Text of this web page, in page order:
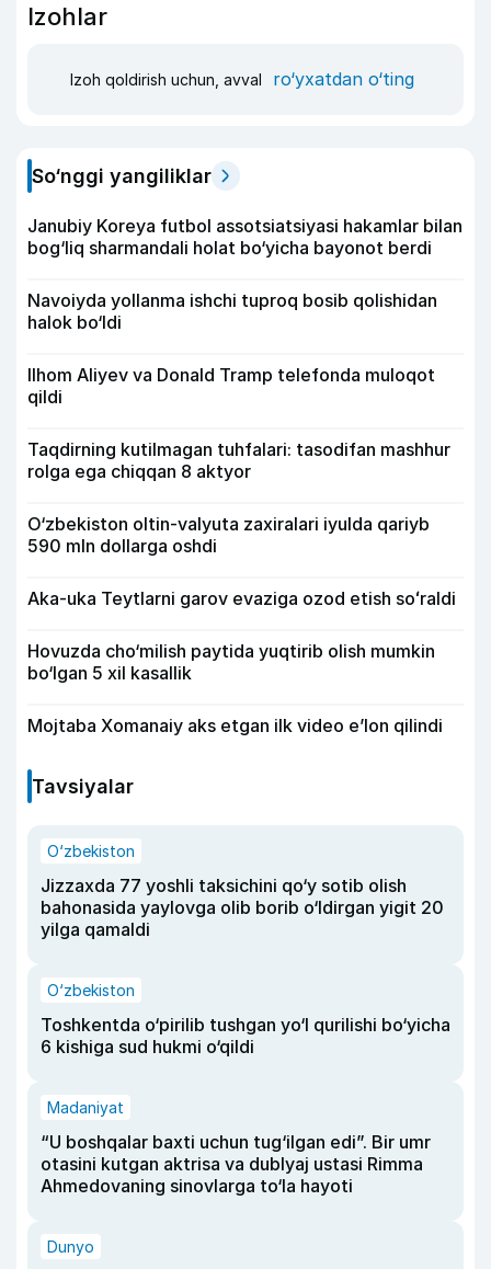
Izohlar
Izoh qoldirish uchun, avval ro‘yxatdan o‘ting
So‘nggi yangiliklar
Janubiy Koreya futbol assotsiatsiyasi hakamlar bilan
bog‘liq sharmandali holat bo‘yicha bayonot berdi
Navoiyda yollanma ishchi tuproq bosib qolishidan
halok bo‘ldi
Ilhom Aliyev va Donald Tramp telefonda muloqot
qildi
Taqdirning kutilmagan tuhfalari: tasodifan mashhur
rolga ega chiqqan 8 aktyor
O‘zbekiston oltin-valyuta zaxiralari iyulda qariyb
590 mln dollarga oshdi
Aka-uka Teytlarni garov evaziga ozod etish soʻraldi
Hovuzda cho‘milish paytida yuqtirib olish mumkin
bo‘lgan 5 xil kasallik
Mojtaba Xomanaiy aks etgan ilk video e’lon qilindi
Tavsiyalar
O‘zbekiston
Jizzaxda 77 yoshli taksichini qo‘y sotib olish
bahonasida yaylovga olib borib o‘ldirgan yigit 20
yilga qamaldi
O‘zbekiston
Toshkentda o‘pirilib tushgan yo‘l qurilishi bo‘yicha
6 kishiga sud hukmi o‘qildi
Madaniyat
“U boshqalar baxti uchun tug‘ilgan edi”. Bir umr
otasini kutgan aktrisa va dublyaj ustasi Rimma
Ahmedovaning sinovlarga to‘la hayoti
Dunyo